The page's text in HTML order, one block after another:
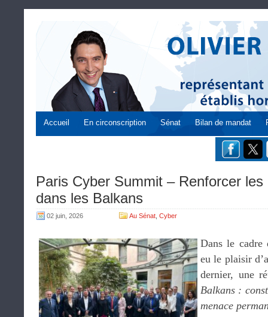
Accueil En circonscription Sénat Bilan de mandat
Paris Cyber Summit – Renforcer
dans les Balkans
02 juin, 2026 Au Sénat Cyber
Dans le cadre
eu le plaisir
dernier, une
Balkans :
menace